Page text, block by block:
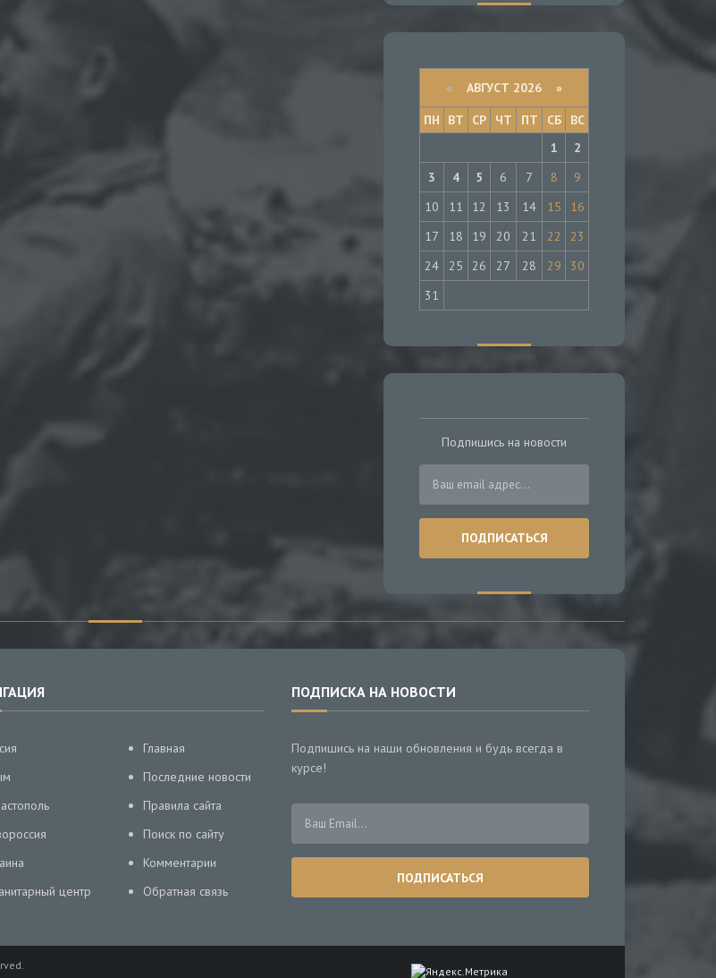
« АВГУСТ 2026 »
ПН
ВТ СР ЧТ ПТ СБ
ВС
1
2
3
4 5 6 7 8
9
10
11 12 13 14 15
16
17
18 19 20 21 22
23
24
25 26 27 28 29
30
31
Подпишись на новости
центр
Главная
Последние новости
Правила сайта
Поиск по сайту
Комментарии
Обратная связь
ПОДПИСКА НА НОВОСТИ
Подпишись на наши обновления и будь всегда в
курсе!